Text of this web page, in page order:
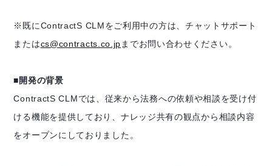
※既にContractS CLMをご利用中の方は、チャットサポート
またはcs@contracts.co.jp までお問い合わせください。
■開発の背景
ContractS CLMでは、従来から法務への依頼や相談を受け付
ける機能を提供しており、ナレッジ共有の観点から相談内容
をオープンにしておりました。